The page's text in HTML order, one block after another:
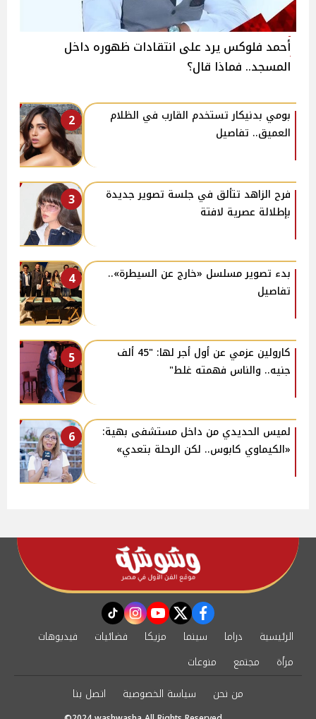
أحمد فلوكس يرد على انتقادات ظهوره داخل
المسجد.. فماذا قال؟
2
بومي بدنيكار تستخدم القارب في الظلام
العميق.. تفاصيل
3
فرح الزاهد تتألق في جلسة تصوير جديدة
بإطلالة عصرية لافتة
4
بدء تصوير مسلسل «خارج عن السيطرة»..
تفاصيل
5
كارولين عزمي عن أول أجر لها: "45 ألف
جنيه.. والناس فهمته غلط"
6
لميس الحديدي من داخل مستشفى بهية:
«الكيماوي كابوس.. لكن الرحلة بتعدي»
facebook
twitter
youtube
instagram
tiktok
الرئيسية دراما سينما مزيكا فضائيات
فيديوهات
مرأة
مجتمع
منوعات
من نحن
سياسة الخصوصية اتصل بنا